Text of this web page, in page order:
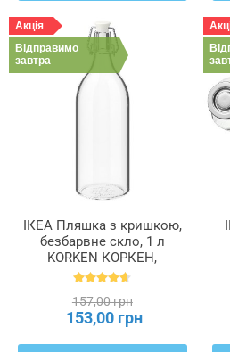
Акція
Відправимо
завтра
ІКЕА Пляшка з кришкою,
безбарвне скло, 1 л
KORKEN КОРКЕН,
302.135.52
157,00 грн
153,00 грн